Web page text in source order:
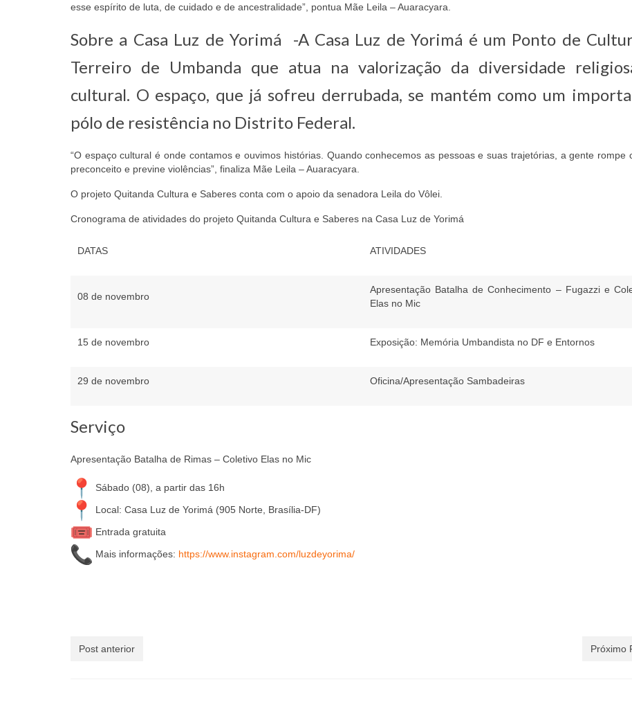
esse espírito de luta, de cuidado e de ancestralidade”, pontua Mãe Leila – Auaracyara.
Sobre a Casa Luz de Yorimá -A Casa Luz de Yorimá é um Ponto de
Terreiro de Umbanda que atua na valorização da diversidade
cultural. O espaço, que já sofreu derrubada, se mantém como um
pólo de resistência no Distrito Federal.
“O espaço cultural é onde contamos e ouvimos histórias. Quando conhecemos as pessoas e suas trajetórias, a gente rompe
preconceito e previne violências”, finaliza Mãe Leila – Auaracyara.
O projeto Quitanda Cultura e Saberes conta com o apoio da senadora Leila do Vôlei.
Cronograma de atividades do projeto Quitanda Cultura e Saberes na Casa Luz de Yorimá
DATAS ATIVIDADES
08 de novembro
Apresentação Batalha de Conhecimento – Fugazzi e
Elas no Mic
15 de novembro Exposição: Memória Umbandista no DF e Entornos
29 de novembro Oficina/Apresentação Sambadeiras
Serviço
Apresentação Batalha de Rimas – Coletivo Elas no Mic
Sábado (08), a partir das 16h
Local: Casa Luz de Yorimá (905 Norte, Brasília-DF)
Entrada gratuita
Mais informações: https://www.instagram.com/luzdeyorima/
Post anterior Próximo